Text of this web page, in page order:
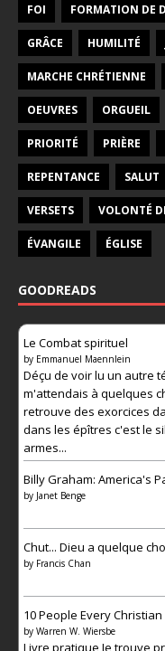
FOI FORMATION DE
GRÂCE HUMILITÉ
MARCHE CHRÉTIENNE
OEUVRES ORGUEIL
PRIORITÉ PRIÈRE
REPENTANCE SALUT
VERSETS VOLONTÉ
ÉVANGILE ÉGLISE
GOODREADS
Le Combat spirituel
by Emmanuel Maennlein
Déçu de voir lu un autre
m'attendais à quelques
retrouve des exorcices
dans les épîtres c'est le
armes...
Billy Graham: America's
by Janet Benge
Chut... Dieu a quelque
by Francis Chan
10 People Every
by Warren W. Wiersbe
Livre pratique Je trouve